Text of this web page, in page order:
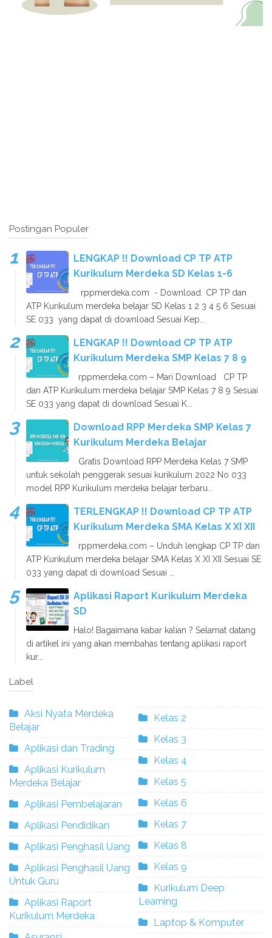
Postingan Populer
LENGKAP !! Download CP TP ATP
Kurikulum Merdeka SD Kelas 1-6
rppmerdeka.com - Download CP TP dan
ATP Kurikulum merdeka belajar SD Kelas 1 2 3 4 5 6 Sesuai
SE 033 yang dapat di download Sesuai Kep...
LENGKAP !! Download CP TP ATP
Kurikulum Merdeka SMP Kelas 7 8 9
rppmerdeka.com – Mari Download CP TP
dan ATP Kurikulum merdeka belajar SMP Kelas 7 8 9 Sesuai
SE 033 yang dapat di download Sesuai K...
Download RPP Merdeka SMP Kelas 7
Kurikulum Merdeka Belajar
Gratis Download RPP Merdeka Kelas 7 SMP
untuk sekolah penggerak sesuai kurikulum 2022 No 033
model RPP Kurikulum merdeka belajar terbaru...
TERLENGKAP !! Download CP TP ATP
Kurikulum Merdeka SMA Kelas X XI XII
rppmerdeka.com – Unduh lengkap CP TP dan
ATP Kurikulum merdeka belajar SMA Kelas X XI XII Sesuai SE
033 yang dapat di download Sesuai ...
Aplikasi Raport Kurikulum Merdeka
SD
Halo! Bagaimana kabar kalian ? Selamat datang
di artikel ini yang akan membahas tentang aplikasi raport
kur...
Label
Aksi Nyata Merdeka
Belajar
Aplikasi dan Trading
Aplikasi Kurikulum
Merdeka Belajar
Aplikasi Pembelajaran
Aplikasi Pendidikan
Aplikasi Penghasil Uang
Aplikasi Penghasil Uang
Untuk Guru
Aplikasi Raport
Kurikulum Merdeka
Kelas 2
Kelas 3
Kelas 4
Kelas 5
Kelas 6
Kelas 7
Kelas 8
Kelas 9
Kurikulum Deep
Learning
Laptop & Komputer